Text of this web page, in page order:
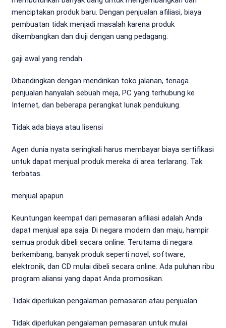
menciptakan produk baru. Dengan penjualan afiliasi, biaya
pembuatan tidak menjadi masalah karena produk
dikembangkan dan diuji dengan uang pedagang.
gaji awal yang rendah
Dibandingkan dengan mendirikan toko jalanan, tenaga
penjualan hanyalah sebuah meja, PC yang terhubung ke
Internet, dan beberapa perangkat lunak pendukung.
Tidak ada biaya atau lisensi
Agen dunia nyata seringkali harus membayar biaya sertifikasi
untuk dapat menjual produk mereka di area terlarang. Tak
terbatas.
menjual apapun
Keuntungan keempat dari pemasaran afiliasi adalah Anda
dapat menjual apa saja. Di negara modern dan maju, hampir
semua produk dibeli secara online. Terutama di negara
berkembang, banyak produk seperti novel, software,
elektronik, dan CD mulai dibeli secara online. Ada puluhan ribu
program aliansi yang dapat Anda promosikan.
Tidak diperlukan pengalaman pemasaran atau penjualan
Tidak diperlukan pengalaman pemasaran untuk mulai